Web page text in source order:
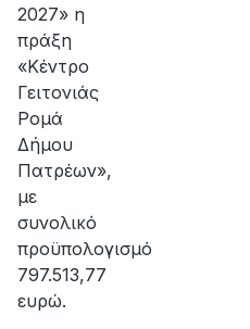
2027» η
πράξη
«Κέντρο
Γειτονιάς
Ρομά
Δήμου
Πατρέων»,
με
συνολικό
προϋπολογισμό
797.513,77
ευρώ.